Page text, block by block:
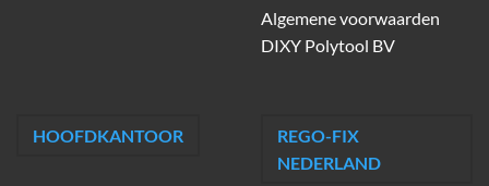
Algemene voorwaarden
DIXY Polytool BV
HOOFDKANTOOR
REGO-FIX
NEDERLAND